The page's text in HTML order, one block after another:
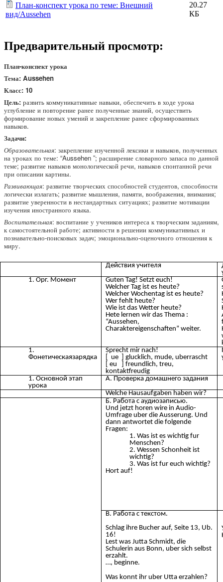
План-конспект урока по теме: Внешний
вид/Aussehen
20.27
КБ
Предварительный просмотр:
План-конспект урока
Тема: Aussehen
Класс: 10
Цель: развить коммуникативные навыки, обеспечить в ходе урока
углубление и повторение ранее полученные знаний, осуществить
формирование новых умений и закрепление ранее сформированных
навыков.
Задачи:
Образовательная: закрепление изученной лексики и навыков, полученных
на уроках по теме: “Aussehen ”; расширение словарного запаса по данной
теме; развитие навыков монологической речи, навыков спонтанной речи
при описании картины.
Развивающая: развитие творческих способностей студентов, способности
логически излагать; развитие мышления, памяти, воображения, внимания;
развитие уверенности в нестандартных ситуациях; развитие мотивации
изучения иностранного языка.
Воспитательная: воспитание у учеников интереса к творческим заданиям,
к самостоятельной работе; активности в решении коммуникативных и
познавательно-поисковых задач; эмоционально-оценочного отношения к
миру.
Действия учителя
Орг. Момент
Guten Tag! Setzt euch!
Welcher Tag ist es heute?
Welcher Wochentag ist es heute?
Wer fehlt heute?
Wie ist das Wetter heute?
Hete lernen wir das Thema :
“Aussehen,
Charaktereigenschaften” weiter.
Фонетическаязарядка
Sprecht mir nach!
[ ue ] glucklich, mude, uberrascht
[ eu ] freundlich, treu,
kontaktfreudig
Основной этап
урока
А. Проверка домашнего задания
Welche Hausaufgaben haben wir?
Б. Работа с аудиозаписью.
Und jetzt horen wire in Audio-
Umfrage uber die Ausserung. Und
dann antwortet die folgende
Fragen:
Was ist es wichtig fur
Menschen?
Wessen Schonheit ist
wichtig?
Was ist fur euch wichtig?
Hort auf!
В. Работа с текстом.
Schlag ihre Bucher auf, Seite 13, Ub.
16!
Lest was Jutta Schmidt, die
Schulerin aus Bonn, uber sich selbst
erzahlt.
…, beginne.
Was konnt ihr uber Utta erzahlen?